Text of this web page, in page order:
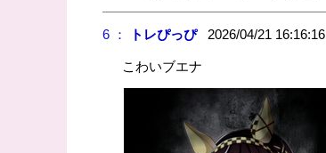
6 ： トレぴっぴ2026/04/21 16:16:16
こわいブエナ